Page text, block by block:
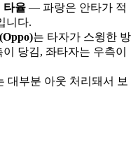
타율 — 파랑은 안타가 적
니다.
는 타자가 스윙한 방
당김, 좌타자는 우측이
대부분 아웃 처리돼서 보